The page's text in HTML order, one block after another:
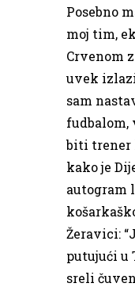
Posebno
moj tim,
Crvenom
uvek
sam
fudbalom,
biti trener
kako je
autogram
Žeravici:
putujući u
sreli